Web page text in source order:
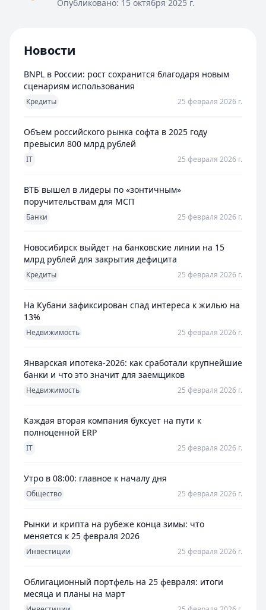
Опубликовано: 15 октября 2025 г.
Новости
BNPL в России: рост сохранится благодаря новым
сценариям использования
Кредиты 25 февраля 2026 г.
Объем российского рынка софта в 2025 году
превысил 800 млрд рублей
IT 25 февраля 2026 г.
ВТБ вышел в лидеры по «зонтичным»
поручительствам для МСП
Банки 25 февраля 2026 г.
Новосибирск выйдет на банковские линии на 15
млрд рублей для закрытия дефицита
Кредиты 25 февраля 2026 г.
На Кубани зафиксирован спад интереса к жилью на
13%
Недвижимость 25 февраля 2026 г.
Январская ипотека-2026: как сработали крупнейшие
банки и что это значит для заемщиков
Недвижимость 25 февраля 2026 г.
Каждая вторая компания буксует на пути к
полноценной ERP
IT 25 февраля 2026 г.
Утро в 08:00: главное к началу дня
Общество 25 февраля 2026 г.
Рынки и крипта на рубеже конца зимы: что
меняется к 25 февраля 2026
Инвестиции 25 февраля 2026 г.
Облигационный портфель на 25 февраля: итоги
месяца и планы на март